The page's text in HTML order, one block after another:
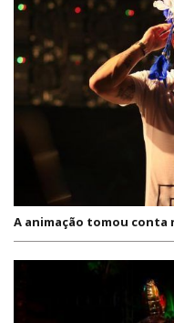
A animação tomou conta